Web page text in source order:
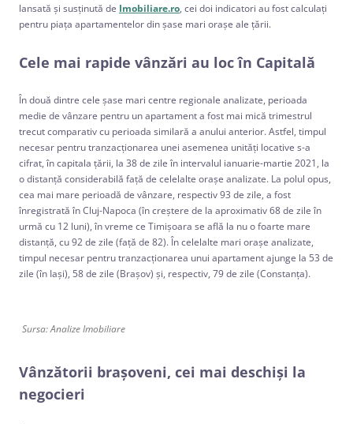
lansată și susținută de Imobiliare.ro, cei doi indicatori au fost calculați
pentru piața apartamentelor din șase mari orașe ale țării.
Cele mai rapide vânzări au loc în Capitală
În două dintre cele șase mari centre regionale analizate, perioada
medie de vânzare pentru un apartament a fost mai mică trimestrul
trecut comparativ cu perioada similară a anului anterior. Astfel, timpul
necesar pentru tranzacționarea unei asemenea unități locative s-a
cifrat, în capitala țării, la 38 de zile în intervalul ianuarie-martie 2021, la
o distanță considerabilă față de celelalte orașe analizate. La polul opus,
cea mai mare perioadă de vânzare, respectiv 93 de zile, a fost
înregistrată în Cluj-Napoca (în creștere de la aproximativ 68 de zile în
urmă cu 12 luni), în vreme ce Timișoara se află la nu o foarte mare
distanță, cu 92 de zile (față de 82). În celelalte mari orașe analizate,
timpul necesar pentru tranzacționarea unui apartament ajunge la 53 de
zile (în Iași), 58 de zile (Brașov) și, respectiv, 79 de zile (Constanța).
Sursa: Analize Imobiliare
Vânzătorii brașoveni, cei mai deschiși la
negocieri